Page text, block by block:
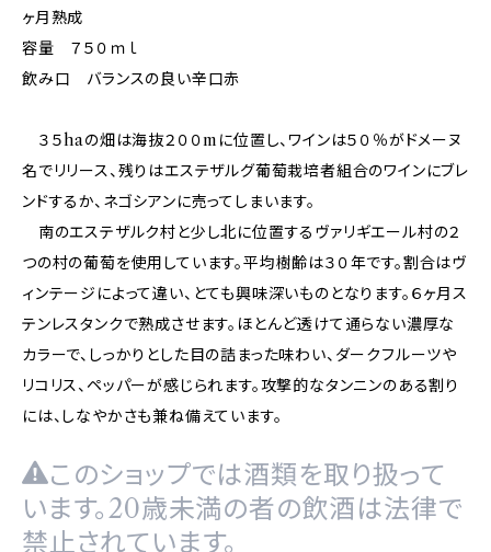
ヶ月熟成
容量 ７５０ｍｌ
飲み口 バランスの良い辛口赤
３５haの畑は海抜２００mに位置し、ワインは５０％がドメーヌ
名でリリース、残りはエステザルグ葡萄栽培者組合のワインにブレ
ンドするか、ネゴシアンに売ってしまいます。
南のエステザルク村と少し北に位置するヴァリギエール村の２
つの村の葡萄を使用しています。平均樹齢は３０年です。割合はヴ
ィンテージによって違い、とても興味深いものとなります。６ヶ月ス
テンレスタンクで熟成させます。ほとんど透けて通らない濃厚な
カラーで、しっかりとした目の詰まった味わい、ダークフルーツや
リコリス、ペッパーが感じられます。攻撃的なタンニンのある割り
には、しなやかさも兼ね備えています。
このショップでは酒類を取り扱って
います。20歳未満の者の飲酒は法律で
禁止されています。